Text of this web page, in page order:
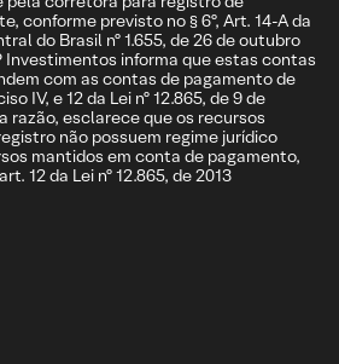
conforme previsto no § 6º, Art. 14-A da
do Brasil nº 1.655, de 26 de outubro
Investimentos informa que estas contas
com as contas de pagamento de
IV, e 12 da Lei nº 12.865, de 9 de
razão, esclarece que os recursos
não possuem regime jurídico
mantidos em conta de pagamento,
12 da Lei nº 12.865, de 2013